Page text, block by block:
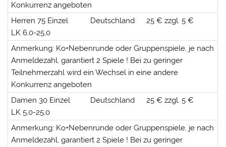
Konkurrenz angeboten
Herren 75 Einzel
LK 6,0-25,0
Deutschland 25 € zzgl. 5 €
Anmerkung: Ko+Nebenrunde oder Gruppenspiele, je nach
Anmeldezahl, garantiert 2 Spiele ! Bei zu geringer
Teilnehmerzahl wird ein Wechsel in eine andere
Konkurrenz angeboten
Damen 30 Einzel
LK 5,0-25,0
Deutschland 25 € zzgl. 5 €
Anmerkung: Ko+Nebenrunde oder Gruppenspiele, je nach
Anmeldezahl, garantiert 2 Spiele ! Bei zu geringer